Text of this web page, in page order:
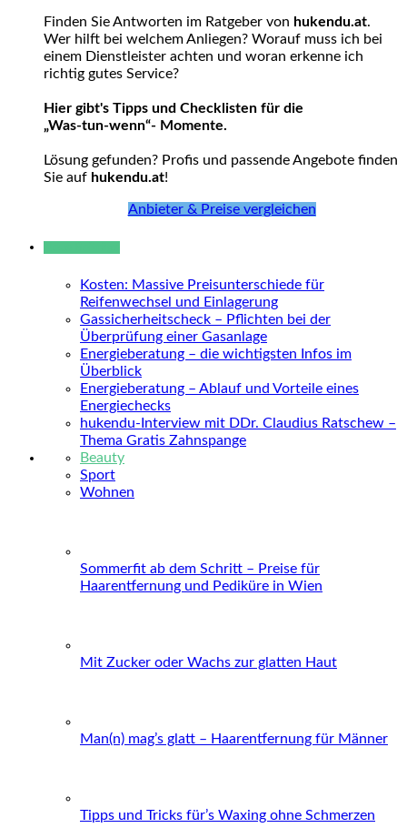
Finden Sie Antworten im Ratgeber von hukendu.at.
Wer hilft bei welchem Anliegen? Worauf muss ich bei
einem Dienstleister achten und woran erkenne ich
richtig gutes Service?
Hier gibt's Tipps und Checklisten für die
„Was-tun-wenn“- Momente.
Lösung gefunden? Profis und passende Angebote finden
Sie auf hukendu.at!
Anbieter & Preise vergleichen
Kosten: Massive Preisunterschiede für
Reifenwechsel und Einlagerung
Gassicherheitscheck – Pflichten bei der
Überprüfung einer Gasanlage
Energieberatung – die wichtigsten Infos im
Überblick
Energieberatung – Ablauf und Vorteile eines
Energiechecks
hukendu-Interview mit DDr. Claudius Ratschew –
Thema Gratis Zahnspange
Beauty
Sport
Wohnen
Sommerfit ab dem Schritt – Preise für
Haarentfernung und Pediküre in Wien
Mit Zucker oder Wachs zur glatten Haut
Man(n) mag’s glatt – Haarentfernung für Männer
Tipps und Tricks für’s Waxing ohne Schmerzen